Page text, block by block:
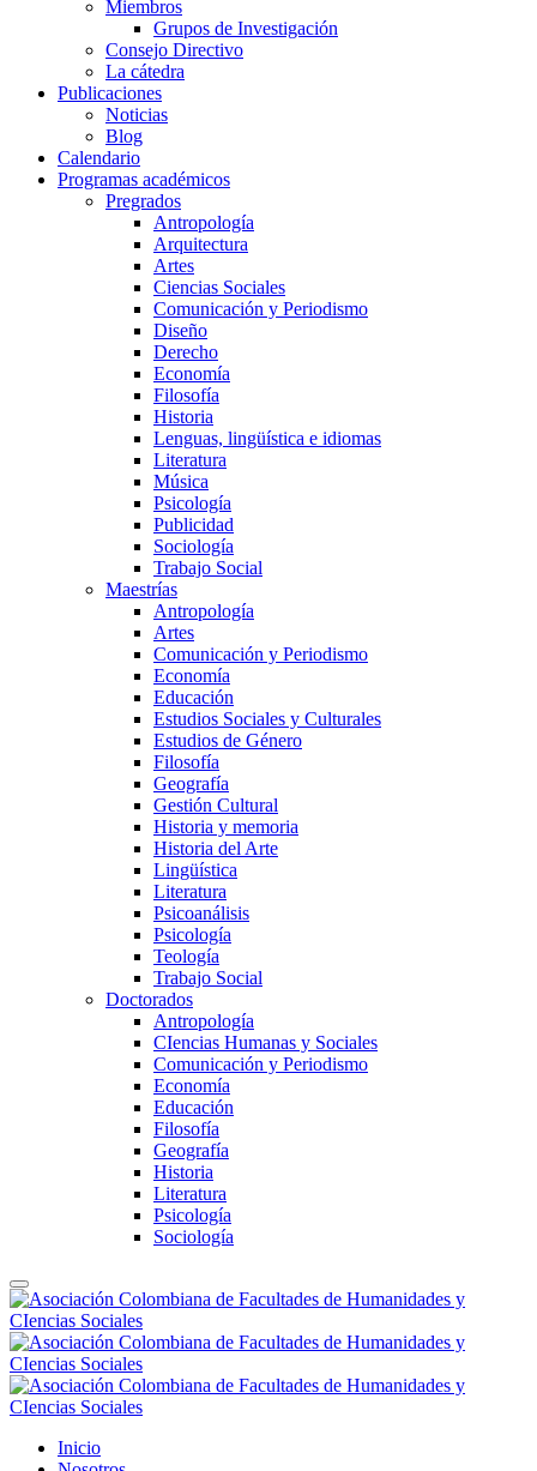
Miembros
Grupos de Investigación
Consejo Directivo
La cátedra
Publicaciones
Noticias
Blog
Calendario
Programas académicos
Pregrados
Antropología
Arquitectura
Artes
Ciencias Sociales
Comunicación y Periodismo
Diseño
Derecho
Economía
Filosofía
Historia
Lenguas, lingüística e idiomas
Literatura
Música
Psicología
Publicidad
Sociología
Trabajo Social
Maestrías
Antropología
Artes
Comunicación y Periodismo
Economía
Educación
Estudios Sociales y Culturales
Estudios de Género
Filosofía
Geografía
Gestión Cultural
Historia y memoria
Historia del Arte
Lingüística
Literatura
Psicoanálisis
Psicología
Teología
Trabajo Social
Doctorados
Antropología
CIencias Humanas y Sociales
Comunicación y Periodismo
Economía
Educación
Filosofía
Geografía
Historia
Literatura
Psicología
Sociología
Inicio